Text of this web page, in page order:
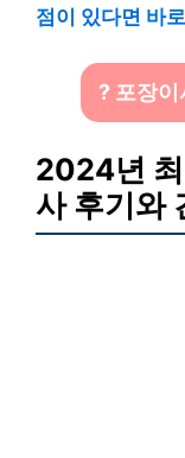
점이 있다면 바
? 포장이
2024년
사 후기와